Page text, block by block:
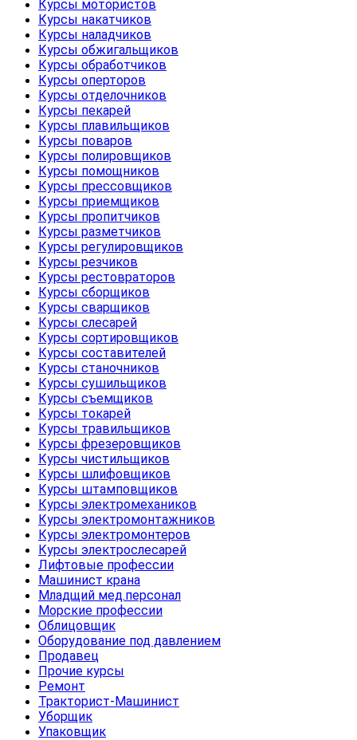
Курсы мотористов
Курсы накатчиков
Курсы наладчиков
Курсы обжигальщиков
Курсы обработчиков
Курсы оперторов
Курсы отделочников
Курсы пекарей
Курсы плавильщиков
Курсы поваров
Курсы полировщиков
Курсы помощников
Курсы прессовщиков
Курсы приемщиков
Курсы пропитчиков
Курсы разметчиков
Курсы регулировщиков
Курсы резчиков
Курсы рестовраторов
Курсы сборщиков
Курсы сварщиков
Курсы слесарей
Курсы сортировщиков
Курсы составителей
Курсы станочников
Курсы сушильщиков
Курсы съемщиков
Курсы токарей
Курсы травильщиков
Курсы фрезеровщиков
Курсы чистильщиков
Курсы шлифовщиков
Курсы штамповщиков
Курсы электромехаников
Курсы электромонтажников
Курсы электромонтеров
Курсы электрослесарей
Лифтовые профессии
Машинист крана
Младщий мед.персонал
Морские профессии
Облицовщик
Оборудование под давлением
Продавец
Прочие курсы
Ремонт
Тракторист-Машинист
Уборщик
Упаковщик